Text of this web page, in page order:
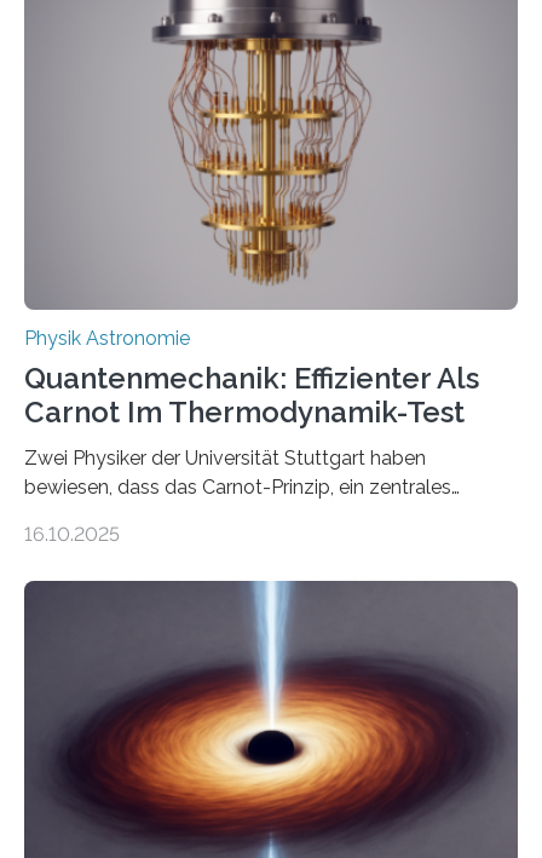
werden schnell weiterentwickelt. Dies ist der Alltag in
der Forschung der Quantentheorie, die dieses Jahr 100
Jahre alt geworden ist, weshalb die UNESCO 2025 zum
Internationalen Jahr der Quantenwissenschaft und -
technologie ausgerufen hat. Doch nun hat eine
internationale Forschungsgruppe um den
Physik Astronomie
Quantenmechanik: Effizienter Als
Carnot Im Thermodynamik-Test
Zwei Physiker der Universität Stuttgart haben
bewiesen, dass das Carnot-Prinzip, ein zentrales
Größenordnung von Atomen gilt, deren physikalische
Quantenmotoren voranbringen. Das
Wissenschaftsjournal Science Advances veröffentlichte
die Herleitung. (DOI: 10.1126/sciadv.adw8462)
Verbrennungsmotoren oder Dampfturbinen sind
Wärmekraftmaschinen: Sie wandeln thermische
Energie in mechanische Bewegung um – oder anders
ausgedrückt, Wärme in Bewegung. In
16.10.2025